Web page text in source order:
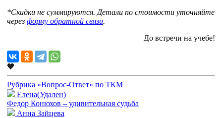
*Скидки не суммируются. Детали по стоимости уточняйте
через форму обратной связи.
До встречи на учебе!
🧡
Рубрика «Вопрос-Ответ» по ТКМ
Елена(Удален)
Федор Конюхов – удивительная судьба
Анна Зайцева